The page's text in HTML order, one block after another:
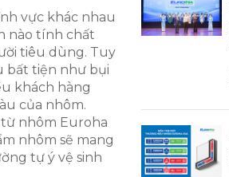
vực khác nhau
nào tính chất
tiêu dùng. Tuy
bất tiện như bụi
khách hàng
của nhôm.
nhôm Euroha
nhôm sẽ mang
tự ý vệ sinh